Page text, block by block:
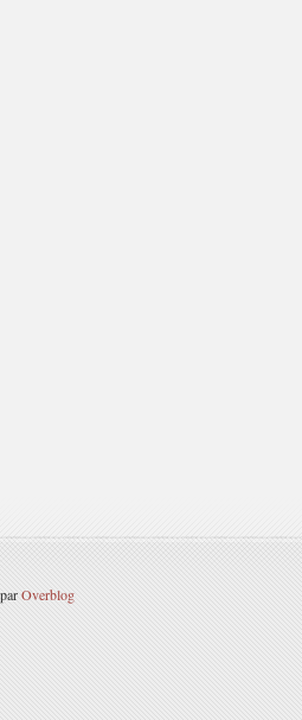
Overblog